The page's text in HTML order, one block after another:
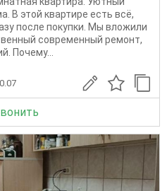
В этой квартире есть всё,
после покупки. Мы вложили
современный ремонт,
Почему...